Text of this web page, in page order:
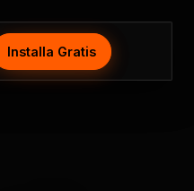
Install Free
Installa Gratis